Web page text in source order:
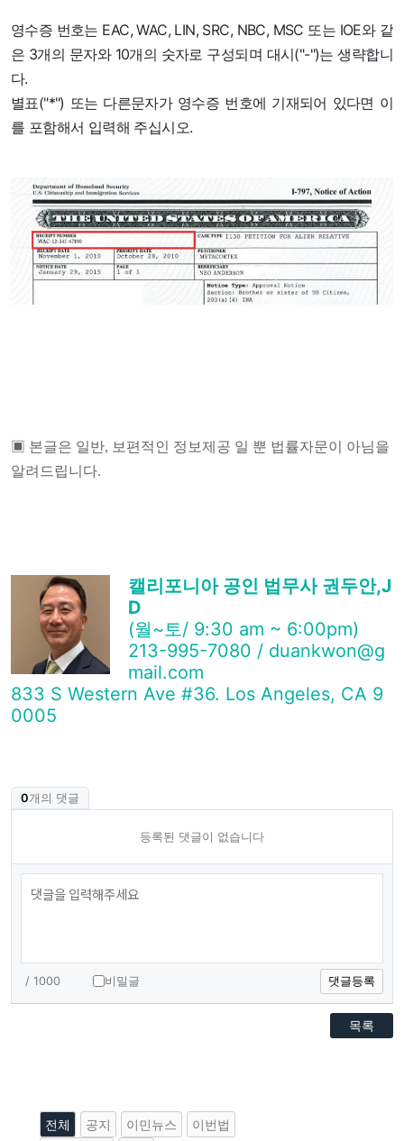
영수증 번호는 EAC, WAC, LIN, SRC, NBC, MSC 또는 IOE와 같
은 3개의 문자와 10개의 숫자로 구성되며 대시("-")는 생략합니
다.
별표("*") 또는 다른문자가 영수증 번호에 기재되어 있다면 이
를 포함해서 입력해 주십시오.
▣ 본글은 일반, 보편적인 정보제공 일 뿐 법률자문이 아님을
알려드립니다.
캘리포니아 공인 법무사 권두안,J
D
(월~토/ 9:30 am ~ 6:00pm)
213-995-7080 / duankwon@g
mail.com
833 S Western Ave #36. Los Angeles, CA 9
0005
0개의 댓글
등록된 댓글이 없습니다
/ 1000 비밀글 댓글등록
목록
전체 공지 이민뉴스
이번법